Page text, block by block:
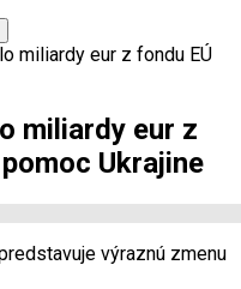
miliardy eur z fondu EÚ
miliardy eur z
Ukrajine
výraznú zmenu